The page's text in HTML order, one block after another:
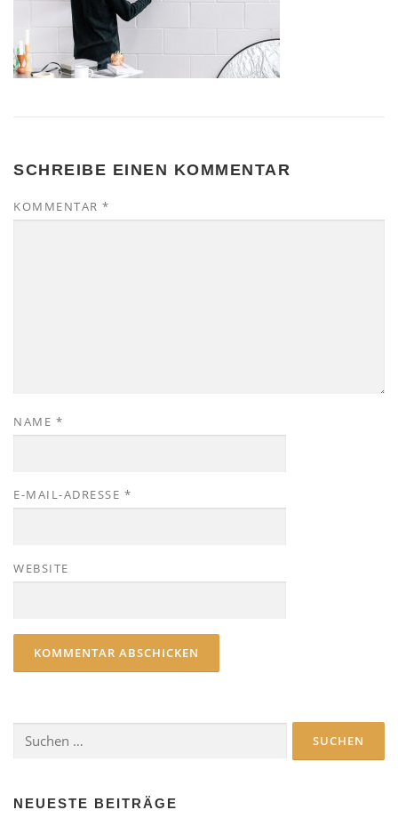
SCHREIBE EINEN KOMMENTAR
KOMMENTAR *
NAME *
E-MAIL-ADRESSE *
WEBSITE
nach:
NEUESTE BEITRÄGE